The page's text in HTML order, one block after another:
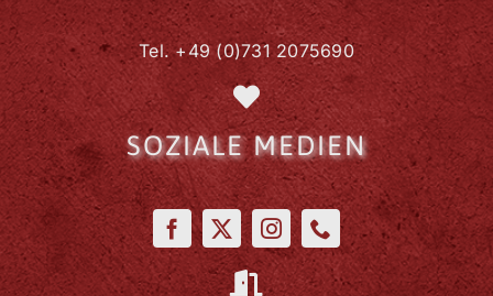
Tel. +49 (0)731 2075690
SOZIALE MEDIEN